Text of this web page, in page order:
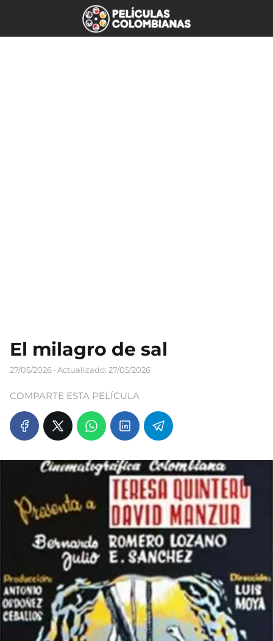
El milagro de sal
27/05/2026 · Actualizado: 27/05/2026
COMPARTE ESTA PELÍCULA